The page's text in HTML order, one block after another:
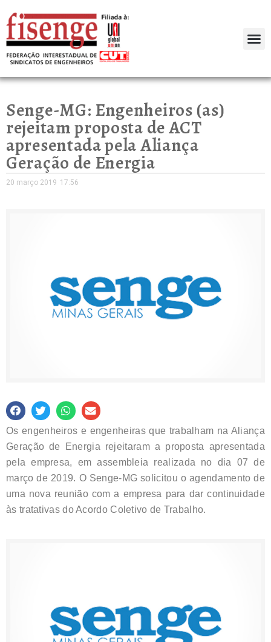
Senge-MG: Engenheiros (as)
rejeitam proposta de ACT
apresentada pela Aliança
Geração de Energia
20 março 2019 17:56
Os engenheiros e engenheiras que trabalham na Aliança
Geração de Energia rejeitaram a proposta apresentada
pela empresa, em assembleia realizada no dia 07 de
março de 2019. O Senge-MG solicitou o agendamento de
uma nova reunião com a empresa para dar continuidade
às tratativas do Acordo Coletivo de Trabalho.